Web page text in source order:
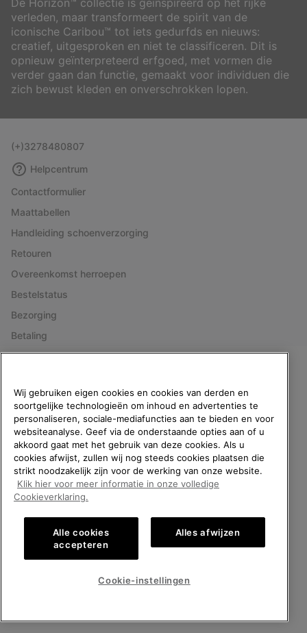
verleden, maar transformeert de spirit van de
iconische Caribou™ tot iets gedurfds en nieuws:
creatief, uitgesproken en niet te classificeren. Dit is
opnieuw geïnterpreteerd erfgoed, met vormen die
verder gaan dan functie, gemaakt voor individuen die
zich bewust kleden en onverschrokken lopen.
(+)3278480807
Helpcentrum
Contactformulier
Maattabellen
Handleiding schoenverzorging
Retouren
Overeenkomst herroepen
Bestelstatus
Bezorging
Betaling
Veelgestelde vragen
Over ons
Shop
Schrijf je in voor onze nieuwsbrief en krijg 10% korting op je eerste
bestelling vanaf € 120 (artikelen zonder korting).
Aanmelden
voor
WELKOM BIJ SOREL.
SELECTEER JE
VERZENDLOCATIE.
Online shoppen beschikbaar
United States
Online
Belgium-Français
Online
Belgium-Dutch
ALLE LOCATIES BEKIJKEN
Wij gebruiken eigen cookies en cookies van derden en
soortgelijke technologieën om inhoud en advertenties te
personaliseren, sociale-mediafuncties aan te bieden en voor
websiteanalyse. Geef via de onderstaande opties aan of u
akkoord gaat met het gebruik van deze cookies. Als u
cookies afwijst, zullen wij nog steeds cookies plaatsen die
strikt noodzakelijk zijn voor de werking van onze website.
Klik hier voor meer informatie in onze volledige
Cookieverklaring.
Alle cookies
accepteren
Alles afwijzen
Cookie-instellingen